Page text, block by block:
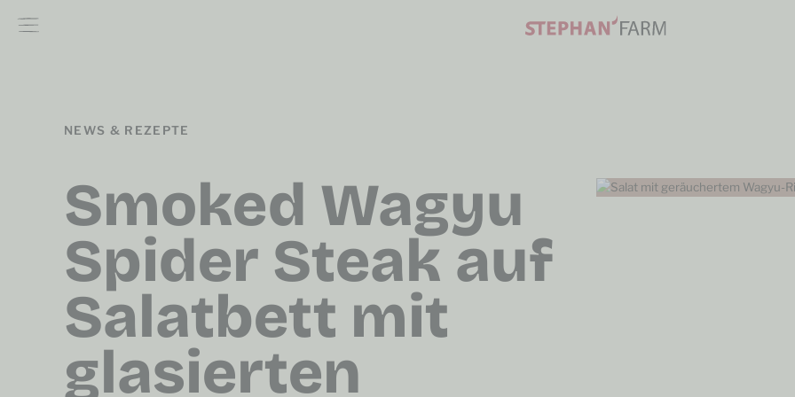
NEWS & REZEPTE
Smoked Wagyu
Spider Steak auf
Salatbett mit
glasierten